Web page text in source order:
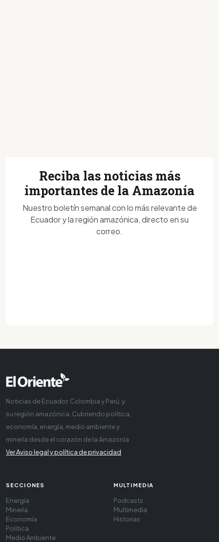
Reciba las noticias más
importantes de la Amazonía
Nuestro boletín semanal con lo más relevante de
Ecuador y la región amazónica, directo en su
correo.
Noticias de Ecuador, Colombia y Perú, y
su región amazónica. Cubriendo política,
economía, energía, medio ambiente y
minería desde el corazón de la Amazonía
Ver Aviso legal y política de privacidad
SECCIONES
Energía
Minería
Economía
Política
Medio Ambiente
MULTIMEDIA
Podcasts
Multimedia
Historias